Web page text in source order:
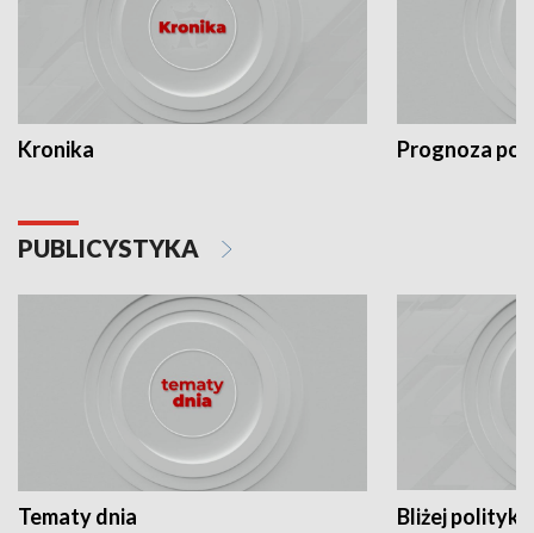
Kronika Prognoza
PUBLICYSTYKA
Tematy dnia Bliżej polityki